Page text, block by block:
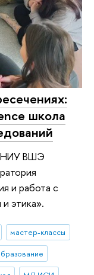
школа
НИУ ВШЭ
и работа с
этика».
мастер-классы